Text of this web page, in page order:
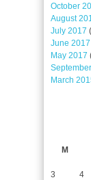
October
August
July 2017
June 2017
May 2017
March
M
3
4